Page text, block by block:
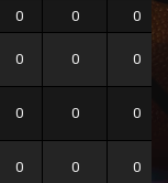
0 0
0
0 0 0
0 0 0
0 0 0